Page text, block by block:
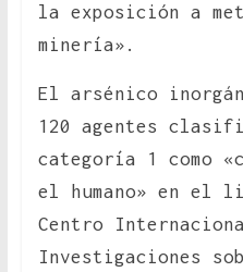
la exposición a
minería».
El arsénico
120 agentes
categoría 1 como
el humano» en el
Centro
Investigaciones